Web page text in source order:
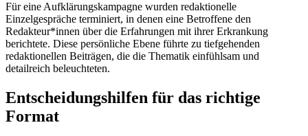
Für eine Aufklärungskampagne wurden redaktionelle
Einzelgespräche terminiert, in denen eine Betroffene den
Redakteur*innen über die Erfahrungen mit ihrer Erkrankung
berichtete. Diese persönliche Ebene führte zu tiefgehenden
redaktionellen Beiträgen, die die Thematik einfühlsam und
detailreich beleuchteten.
Entscheidungshilfen für das richtige
Format